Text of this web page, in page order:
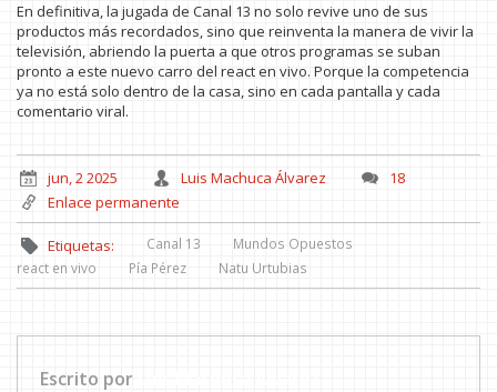
En definitiva, la jugada de Canal 13 no solo revive uno de sus
productos más recordados, sino que reinventa la manera de vivir la
televisión, abriendo la puerta a que otros programas se suban
pronto a este nuevo carro del react en vivo. Porque la competencia
ya no está solo dentro de la casa, sino en cada pantalla y cada
comentario viral.
jun, 2 2025 Luis Machuca Álvarez
18
Enlace permanente
Etiquetas: Canal 13
Mundos Opuestos
react en vivo
Pía Pérez Natu Urtubias
Escrito por